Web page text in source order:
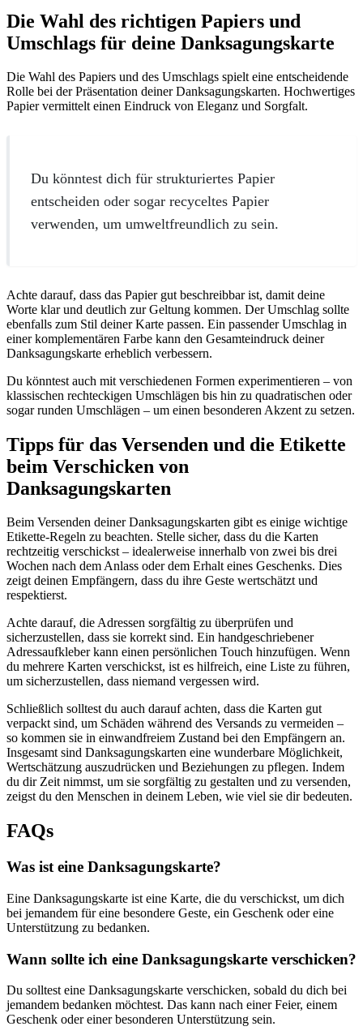
Die Wahl des richtigen Papiers und
Umschlags für deine Danksagungskarte
Die Wahl des Papiers und des Umschlags spielt eine entscheidende
Rolle bei der Präsentation deiner Danksagungskarten. Hochwertiges
Papier vermittelt einen Eindruck von Eleganz und Sorgfalt.
Du könntest dich für strukturiertes Papier
entscheiden oder sogar recyceltes Papier
verwenden, um umweltfreundlich zu sein.
Achte darauf, dass das Papier gut beschreibbar ist, damit deine
Worte klar und deutlich zur Geltung kommen. Der Umschlag sollte
ebenfalls zum Stil deiner Karte passen. Ein passender Umschlag in
einer komplementären Farbe kann den Gesamteindruck deiner
Danksagungskarte erheblich verbessern.
Du könntest auch mit verschiedenen Formen experimentieren – von
klassischen rechteckigen Umschlägen bis hin zu quadratischen oder
sogar runden Umschlägen – um einen besonderen Akzent zu setzen.
Tipps für das Versenden und die Etikette
beim Verschicken von
Danksagungskarten
Beim Versenden deiner Danksagungskarten gibt es einige wichtige
Etikette-Regeln zu beachten. Stelle sicher, dass du die Karten
rechtzeitig verschickst – idealerweise innerhalb von zwei bis drei
Wochen nach dem Anlass oder dem Erhalt eines Geschenks. Dies
zeigt deinen Empfängern, dass du ihre Geste wertschätzt und
respektierst.
Achte darauf, die Adressen sorgfältig zu überprüfen und
sicherzustellen, dass sie korrekt sind. Ein handgeschriebener
Adressaufkleber kann einen persönlichen Touch hinzufügen. Wenn
du mehrere Karten verschickst, ist es hilfreich, eine Liste zu führen,
um sicherzustellen, dass niemand vergessen wird.
Schließlich solltest du auch darauf achten, dass die Karten gut
verpackt sind, um Schäden während des Versands zu vermeiden –
so kommen sie in einwandfreiem Zustand bei den Empfängern an.
Insgesamt sind Danksagungskarten eine wunderbare Möglichkeit,
Wertschätzung auszudrücken und Beziehungen zu pflegen. Indem
du dir Zeit nimmst, um sie sorgfältig zu gestalten und zu versenden,
zeigst du den Menschen in deinem Leben, wie viel sie dir bedeuten.
FAQs
Was ist eine Danksagungskarte?
Eine Danksagungskarte ist eine Karte, die du verschickst, um dich
bei jemandem für eine besondere Geste, ein Geschenk oder eine
Unterstützung zu bedanken.
Wann sollte ich eine Danksagungskarte verschicken?
Du solltest eine Danksagungskarte verschicken, sobald du dich bei
jemandem bedanken möchtest. Das kann nach einer Feier, einem
Geschenk oder einer besonderen Unterstützung sein.